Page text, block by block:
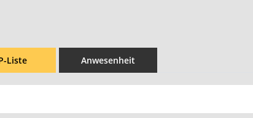
Liste Anwesenheit